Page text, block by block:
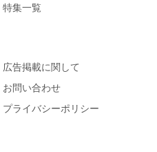
特集一覧
広告掲載に関して
お問い合わせ
プライバシーポリシー